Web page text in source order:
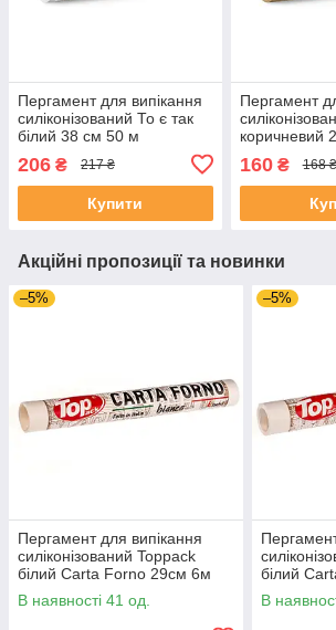
Пергамент для випікання
силіконізований То є так
білий 38 см 50 м
206 ₴ 217 ₴
Купити
Пергамент
коричневий
160₴ 168 ₴
Акційні пропозиції та новинки
–5%
Пергамент для випікання
силіконізований Toppack
білий Carta Forno 29см 6м
В наявності 41 од.
–5%
білий
В